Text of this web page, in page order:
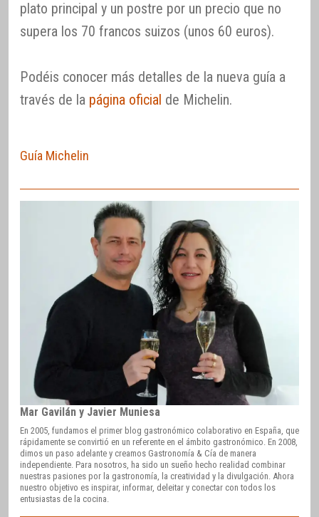
plato principal y un postre por un precio que no
supera los 70 francos suizos (unos 60 euros).
Podéis conocer más detalles de la nueva guía a
través de la página oficial de Michelin.
Guía Michelin
Mar Gavilán y Javier Muniesa
En 2005, fundamos el primer blog gastronómico colaborativo en España, que
rápidamente se convirtió en un referente en el ámbito gastronómico. En 2008,
dimos un paso adelante y creamos Gastronomía & Cía de manera
independiente. Para nosotros, ha sido un sueño hecho realidad combinar
nuestras pasiones por la gastronomía, la creatividad y la divulgación. Ahora
nuestro objetivo es inspirar, informar, deleitar y conectar con todos los
entusiastas de la cocina.